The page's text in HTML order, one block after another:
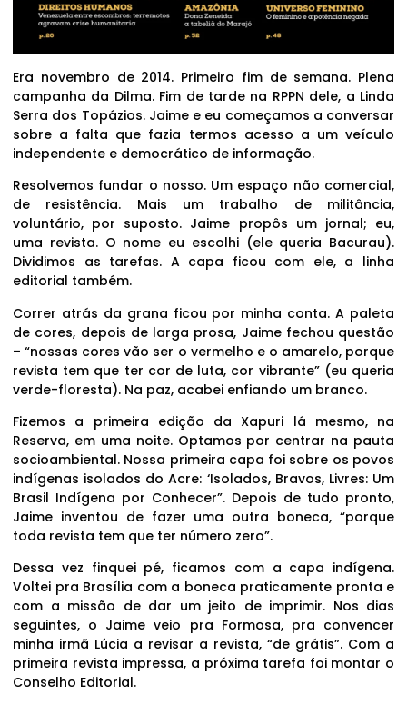
Era novembro de 2014. Primeiro fim de semana. Plena
campanha da Dilma. Fim de tarde na RPPN dele, a Linda
Serra dos Topázios. Jaime e eu começamos a conversar
sobre a falta que fazia termos acesso a um veículo
independente e democrático de informação.
Resolvemos fundar o nosso. Um espaço não comercial,
de resistência. Mais um trabalho de militância,
voluntário, por suposto. Jaime propôs um jornal; eu,
uma revista. O nome eu escolhi (ele queria Bacurau).
Dividimos as tarefas. A capa ficou com ele, a linha
editorial também.
Correr atrás da grana ficou por minha conta. A paleta
de cores, depois de larga prosa, Jaime fechou questão
– “nossas cores vão ser o vermelho e o amarelo, porque
revista tem que ter cor de luta, cor vibrante” (eu queria
verde-floresta). Na paz, acabei enfiando um branco.
Fizemos a primeira edição da Xapuri lá mesmo, na
Reserva, em uma noite. Optamos por centrar na pauta
socioambiental. Nossa primeira capa foi sobre os povos
indígenas isolados do Acre: ‘Isolados, Bravos, Livres: Um
Brasil Indígena por Conhecer”. Depois de tudo pronto,
Jaime inventou de fazer uma outra boneca, “porque
toda revista tem que ter número zero”.
Dessa vez finquei pé, ficamos com a capa indígena.
Voltei pra Brasília com a boneca praticamente pronta e
com a missão de dar um jeito de imprimir. Nos dias
seguintes, o Jaime veio pra Formosa, pra convencer
minha irmã Lúcia a revisar a revista, “de grátis”. Com a
primeira revista impressa, a próxima tarefa foi montar o
Conselho Editorial.